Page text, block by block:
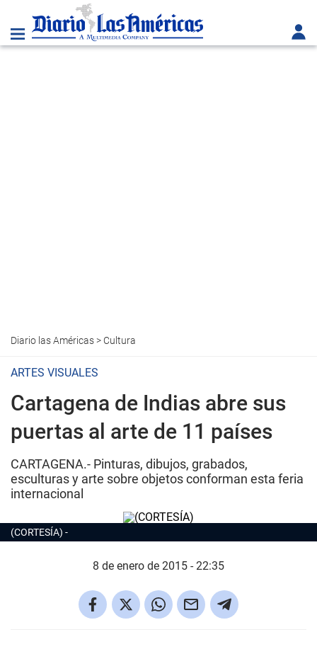
Diario las Américas> Cultura
ARTES VISUALES
Cartagena de Indias abre sus
puertas al arte de 11 países
CARTAGENA.- Pinturas, dibujos, grabados,
esculturas y arte sobre objetos conforman esta feria
internacional
(CORTESÍA)
8 de enero de 2015 - 22:35